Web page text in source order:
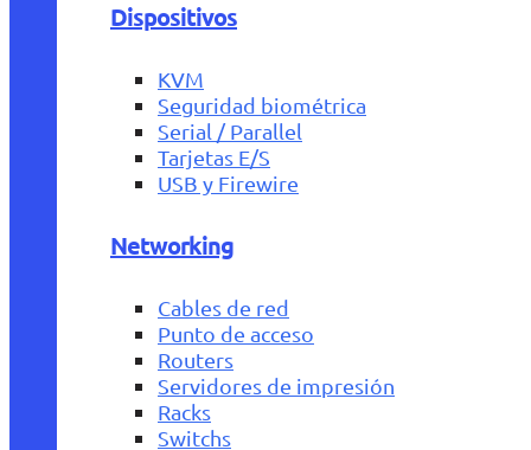
Dispositivos
KVM
Seguridad biométrica
Serial / Parallel
Tarjetas E/S
USB y Firewire
Networking
Cables de red
Punto de acceso
Routers
Servidores de impresión
Racks
Switchs